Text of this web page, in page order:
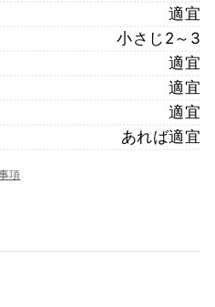
適宜
小さじ2～3
適宜
適宜
適宜
あれば適宜
項